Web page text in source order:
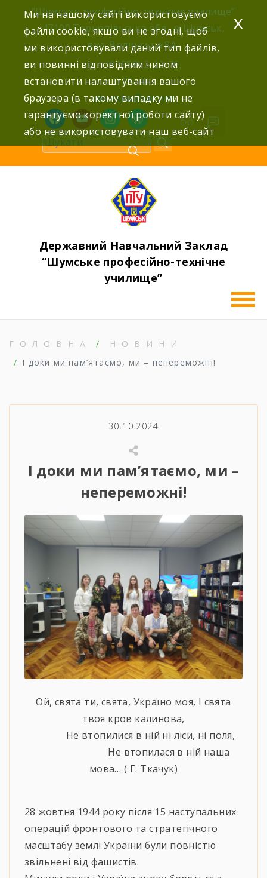
content
“Шумське професійно-технічне училище”
47100 Тернопільська обл., м.Шумськ,
вул. Волинська 8А,
тел: (03558) 2-22-76,
2-25-42,
shumdnz@ukr.net
facebookyoutubeinstagramwordpress
Державний Навчальний Заклад
“Шумське професійно-технічне
училище”
ГОЛОВНА
НОВИНИ
І доки ми пам’ятаємо, ми – непереможні!
30.10.2024
І доки ми пам’ятаємо, ми –
непереможні!
Ой, свята ти, свята, Україно моя, І свята
твоя кров калинова,
Не втопилися в ній ні ліси, ні поля,
Не втопилася в ній наша
мова… ( Г. Ткачук)
28 жовтня 1944 року після 15 наступальних
операцій фронтового та стратегічного
масштабу землі України були повністю
звільнені від фашистів.
Ми на нашому сайті використовуємо
файли cookie, якщо ви не згодні, щоб
ми використовували даний тип файлів,
ви повинні відповідним чином
встановити налаштування вашого
браузера (в такому випадку ми не
гарантуємо коректної роботи сайту)
або не використовувати наш веб-сайт
x